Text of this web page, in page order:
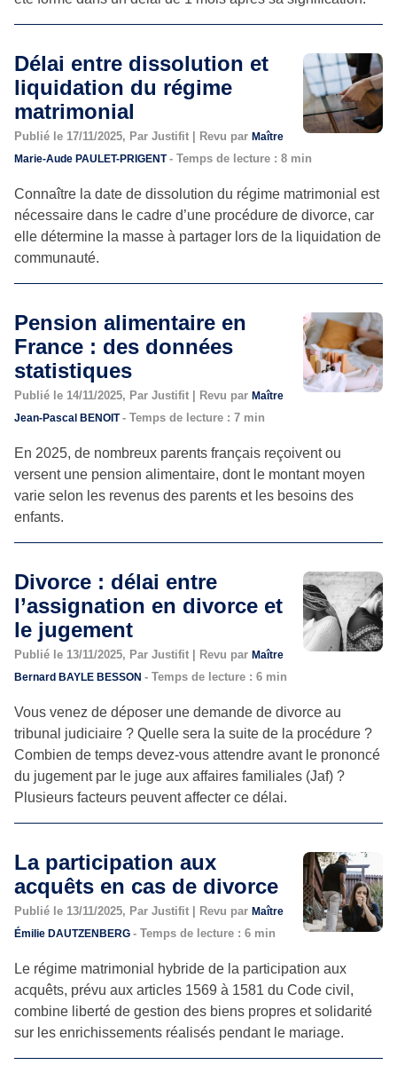
Délai entre dissolution et
liquidation du régime
matrimonial
Publié le 17/11/2025, Par Justifit | Revu par Maître
Marie-Aude PAULET-PRIGENT- Temps de lecture : 8 min
Connaître la date de dissolution du régime matrimonial est
nécessaire dans le cadre d’une procédure de divorce, car
elle détermine la masse à partager lors de la liquidation de
communauté.
Pension alimentaire en
France : des données
statistiques
Publié le 14/11/2025, Par Justifit | Revu par Maître
Jean-Pascal BENOIT- Temps de lecture : 7 min
En 2025, de nombreux parents français reçoivent ou
versent une pension alimentaire, dont le montant moyen
varie selon les revenus des parents et les besoins des
enfants.
Divorce : délai entre
l’assignation en divorce et
le jugement
Publié le 13/11/2025, Par Justifit | Revu par Maître
Bernard BAYLE BESSON - Temps de lecture : 6 min
Vous venez de déposer une demande de divorce au
tribunal judiciaire ? Quelle sera la suite de la procédure ?
Combien de temps devez-vous attendre avant le prononcé
du jugement par le juge aux affaires familiales (Jaf) ?
Plusieurs facteurs peuvent affecter ce délai.
La participation aux
acquêts en cas de divorce
Publié le 13/11/2025, Par Justifit | Revu par Maître
Émilie DAUTZENBERG - Temps de lecture : 6 min
Le régime matrimonial hybride de la participation aux
acquêts, prévu aux articles 1569 à 1581 du Code civil,
combine liberté de gestion des biens propres et solidarité
sur les enrichissements réalisés pendant le mariage.